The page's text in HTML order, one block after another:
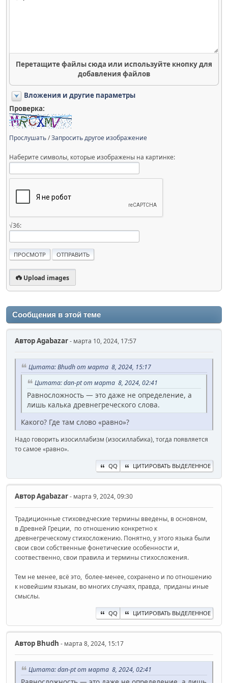
Перетащите файлы сюда или используйте кнопку для
добавления файлов
Вложения и другие параметры
Проверка:
Прослушать/Запросить другое изображение
Наберите символы, которые изображены на картинке:
√36:
Upload images
Сообщения в этой теме
АвторAgabazar- марта 10, 2024, 17:57
Цитата: Bhudh от марта 8, 2024, 15:17
Цитата: dan-pt от марта 8, 2024, 02:41
Равносложность — это даже не определение, а
лишь калька древнегреческого слова.
Какого? Где там слово «равно»?
Надо говорить изосиллабизм (изосиллабика), тогда появляется
то самое «равно».
QQ ЦИТИРОВАТЬ ВЫДЕЛЕННОЕ
АвторAgabazar- марта 9, 2024, 09:30
Традиционные стиховедческие термины введены, в основном,
в Древней Греции, по отношению конкретно к
древнегреческому стихосложению. Понятно, у этого языка были
свои свои собственные фонетические особенности и,
соотвественно, свои правила и термины стихосложения.
Тем не менее, всё это, более-менее, сохранено и по отношению
к новейшим языкам, во многих случаях, правда, приданы иные
смыслы.
QQ ЦИТИРОВАТЬ ВЫДЕЛЕННОЕ
Автор Bhudh - марта 8, 2024, 15:17
Цитата: dan-pt от марта 8, 2024, 02:41